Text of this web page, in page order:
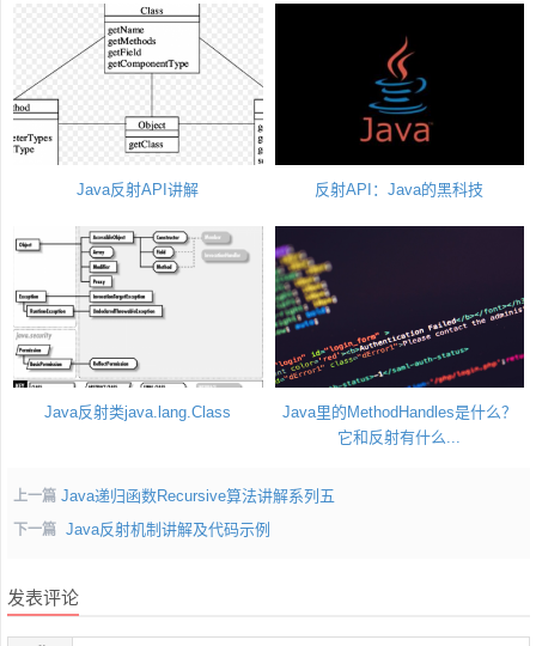
Java反射API讲解 反射API：Java的黑科技
Java反射类java.lang.Class
Java里的MethodHandles是什么？
它和反射有什么...
上一篇 Java递归函数Recursive算法讲解系列五
下一篇 Java反射机制讲解及代码示例
发表评论